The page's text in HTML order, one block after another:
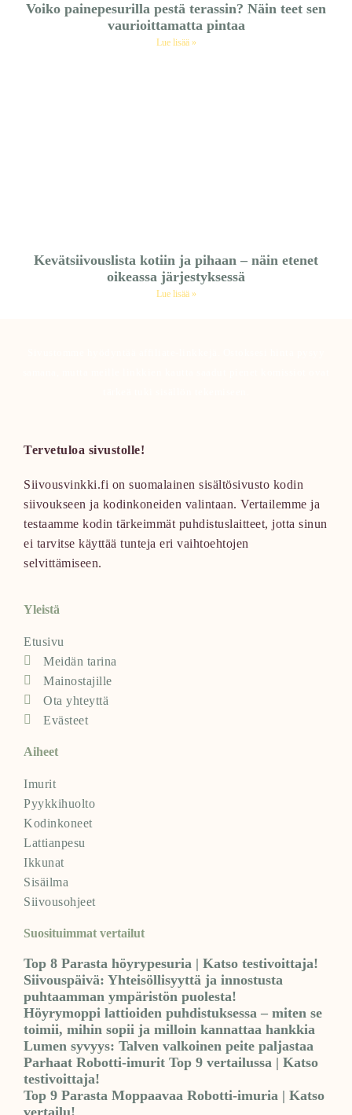
Voiko painepesurilla pestä terassin? Näin teet sen
vaurioittamatta pintaa
Lue lisää »
Kevätsiivouslista kotiin ja pihaan – näin etenet
oikeassa järjestyksessä
Lue lisää »
Tervetuloa sivustolle!
Siivousvinkki.fi on suomalainen sisältösivusto kodin
siivoukseen ja kodinkoneiden valintaan. Vertailemme ja
testaamme kodin tärkeimmät puhdistuslaitteet, jotta sinun
ei tarvitse käyttää tunteja eri vaihtoehtojen
selvittämiseen.
Yleistä
Etusivu
Meidän tarina
Mainostajille
Ota yhteyttä
Evästeet
Aiheet
Imurit
Pyykkihuolto
Kodinkoneet
Lattianpesu
Ikkunat
Sisäilma
Siivousohjeet
Suosituimmat vertailut
Top 8 Parasta höyrypesuria | Katso testivoittaja!
Siivouspäivä: Yhteisöllisyyttä ja innostusta
puhtaamman ympäristön puolesta!
Höyrymoppi lattioiden puhdistuksessa – miten se
toimii, mihin sopii ja milloin kannattaa hankkia
Lumen syvyys: Talven valkoinen peite paljastaa
Parhaat Robotti-imurit Top 9 vertailussa | Katso
testivoittaja!
Top 9 Parasta Moppaavaa Robotti-imuria | Katso
vertailu!